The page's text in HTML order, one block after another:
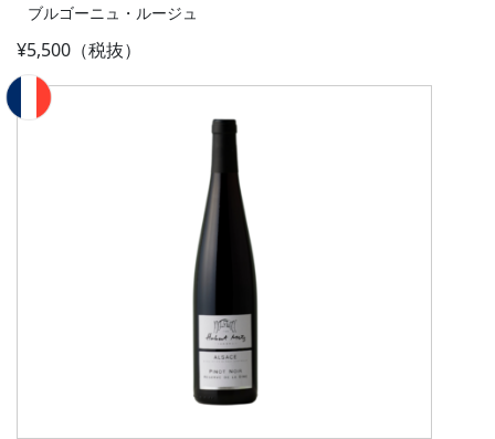
ブルゴーニュ・ルージュ
¥5,500（税抜）